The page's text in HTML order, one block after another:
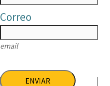
Correo
email
ENVIAR